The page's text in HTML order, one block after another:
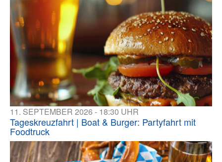
11. SEPTEMBER 2026 - 18:30 UHR
Tageskreuzfahrt | Boat & Burger: Partyfahrt mit
Foodtruck